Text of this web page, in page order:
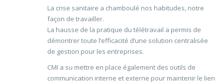
La crise sanitaire a chamboulé nos habitudes, notre
façon de travailler.
La hausse de la pratique du télétravail a permis de
démontrer toute l’efficacité d’une solution centralisée
de gestion pour les entreprises.
CMI a su mettre en place également des outils de
communication interne et externe pour maintenir le lien